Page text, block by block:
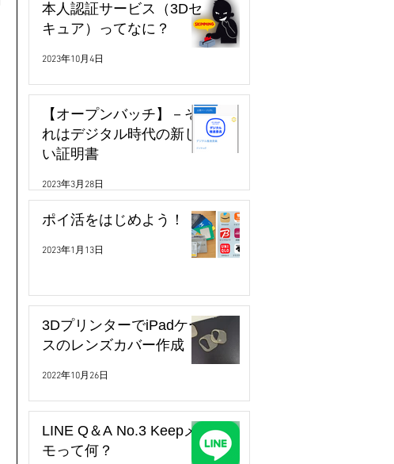
本人認証サービス（3Dセ
キュア）ってなに？
2023年10月4日
【オープンバッチ】－そ
れはデジタル時代の新し
い証明書
2023年3月28日
ポイ活をはじめよう！
2023年1月13日
3DプリンターでiPadケー
スのレンズカバー作成
2022年10月26日
LINE Q＆A No.3 Keepメ
モって何？